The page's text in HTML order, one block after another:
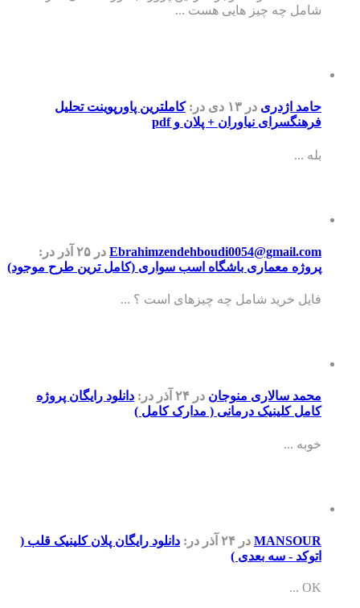
شامل چه چیز هایی هست ...
حامد اژدری در ۱۳ دی در:کاملترین پاورپوینت تحلیل
فرهنگسرای نیاوران + پلان و pdf
بله ...
Ebrahimzendehboudi0054@gmail.com در ۲۵ آذر
در:
پروژه معماری باشگاه اسب سواری (کامل ترین طرح موجود)
فایل خرید شامل چه چیزهای است ؟ ...
محمد سالاری منوجان در ۲۴ آذر در: دانلود رایگان پروژه
کامل کلینیک درمانی ( مدارک کامل )
خوبه ...
MANSOUR در ۲۴ آذر در: دانلود رایگان پلان کلینیک قلب (
اتوکد - سه بعدی )
OK ...